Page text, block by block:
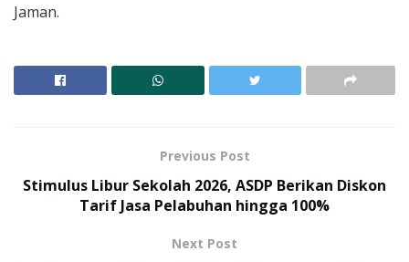
Jaman.
Previous Post
Stimulus Libur Sekolah 2026, ASDP Berikan Diskon
Tarif Jasa Pelabuhan hingga 100%
Next Post